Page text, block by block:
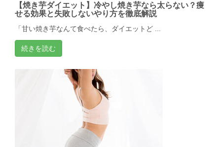
【焼き芋ダイエット】冷やし焼き芋なら太らない？痩
せる効果と失敗しないやり方を徹底解説
「甘い焼き芋なんて食べたら、ダイエットど ...
続きを読む